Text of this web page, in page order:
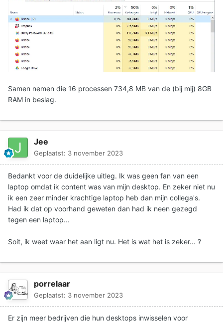
Samen nemen die 16 processen 734,8 MB van de (bij mij) 8GB
RAM in beslag.
Jee
Geplaatst: 3 november 2023
Bedankt voor de duidelijke uitleg. Ik was geen fan van een
laptop omdat ik content was van mijn desktop. En zeker niet nu
ik een zeer minder krachtige laptop heb dan mijn collega's.
Had ik dat op voorhand geweten dan had ik neen gezegd
tegen een laptop...
Soit, ik weet waar het aan ligt nu. Het is wat het is zeker... ?
porrelaar
Geplaatst: 3 november 2023
Er zijn meer bedrijven die hun desktops inwisselen voor